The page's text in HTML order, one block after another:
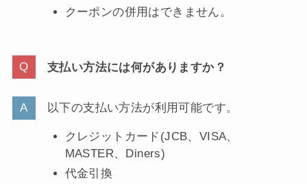
クーポンの併用はできません。
支払い方法には何がありますか？
以下の支払い方法が利用可能です。
クレジットカード(JCB、VISA、
MASTER、Diners)
代金引換